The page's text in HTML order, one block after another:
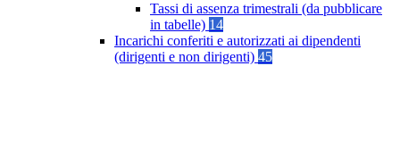
Tassi di assenza trimestrali (da pubblicare
in tabelle) 14
Incarichi conferiti e autorizzati ai dipendenti
(dirigenti e non dirigenti) 45